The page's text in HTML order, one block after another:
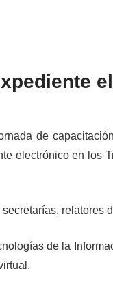
de
electrónico en los
relatores
de la